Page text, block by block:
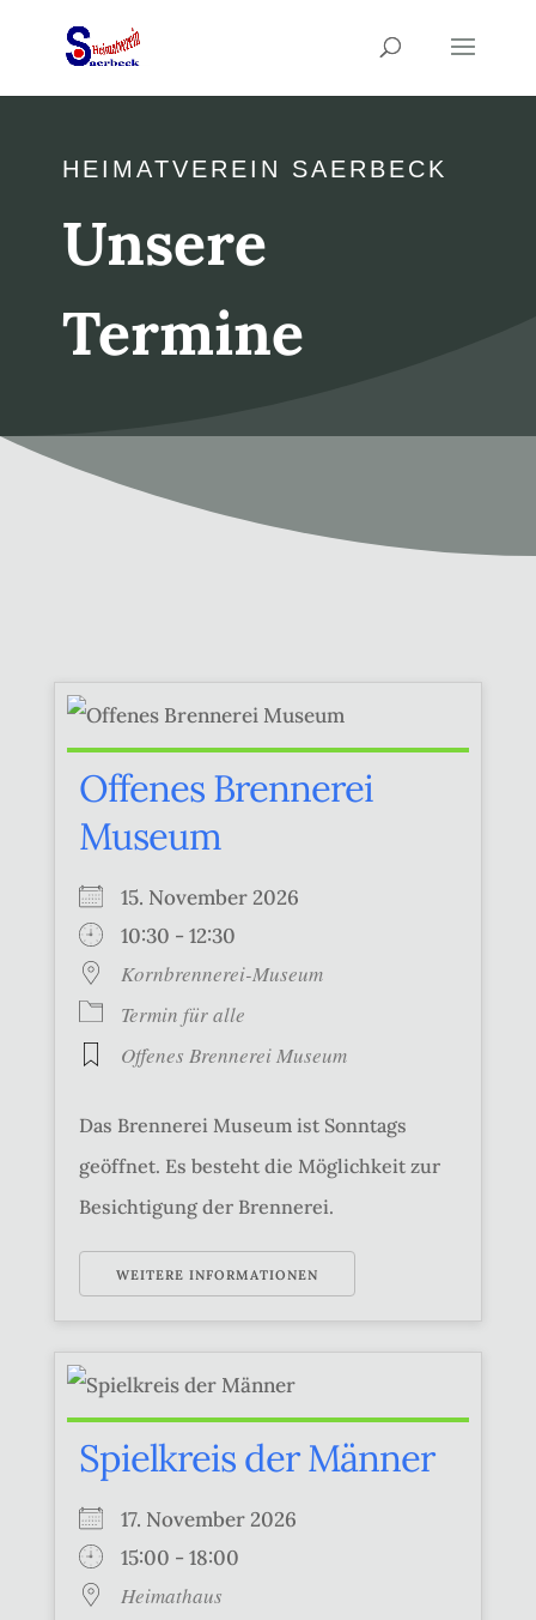
HEIMATVEREIN SAERBECK
Unsere
Termine
Offenes Brennerei
Museum
15. November 2026
10:30 - 12:30
Kornbrennerei-Museum
Termin für alle
Offenes Brennerei Museum
Das Brennerei Museum ist Sonntags
geöffnet. Es besteht die Möglichkeit zur
Besichtigung der Brennerei.
WEITERE INFORMATIONEN
Spielkreis der Männer
17. November 2026
15:00 - 18:00
Heimathaus